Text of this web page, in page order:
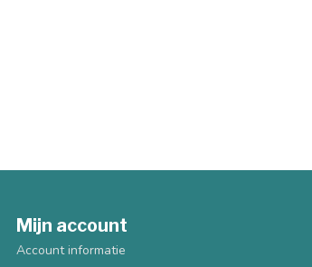
Mijn account
Account informatie